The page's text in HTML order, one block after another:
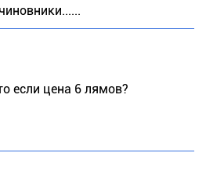
если цена 6 лямов?